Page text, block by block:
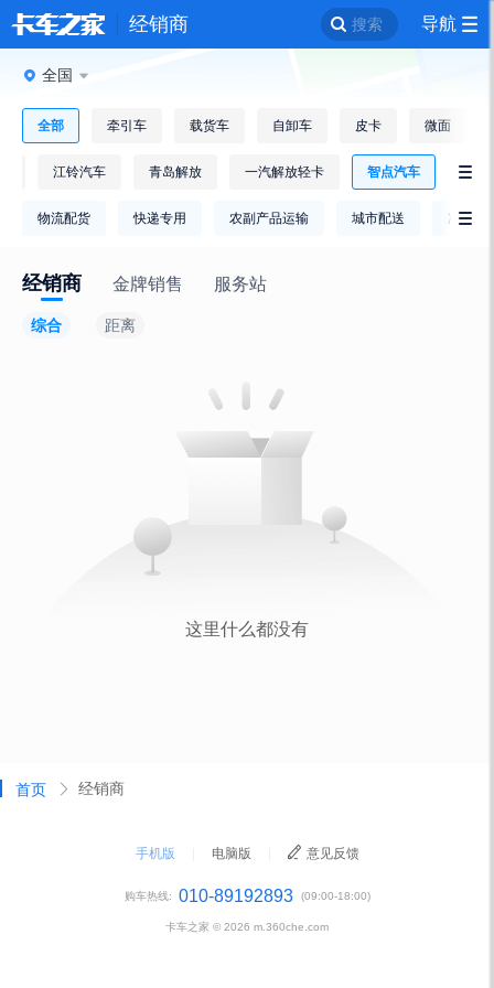
经销商 搜索 导航
全国
全部 牵引车 载货车 自卸车 皮卡 微面
江铃汽车 青岛解放 一汽解放轻卡 智点汽车 
物流配货 快递专用 农副产品运输 城市配送 冷链运

经销商 金牌销售 服务站
综合 距离
首页 经销商
手机版 电脑版 意见反馈
购车热线: 010-89192893 (09:00-18:00)
卡车之家 © 2026 m.360che.com